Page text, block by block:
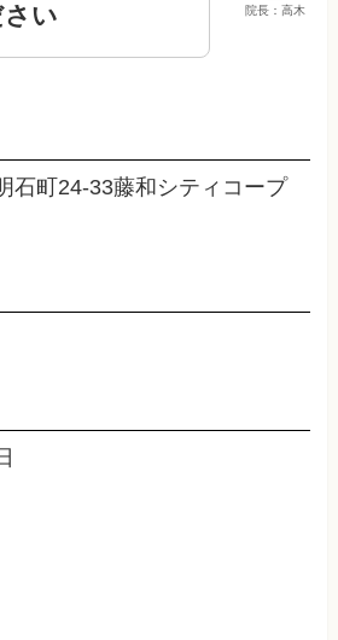
院長：高木
い
石町24-33藤和シティコープ